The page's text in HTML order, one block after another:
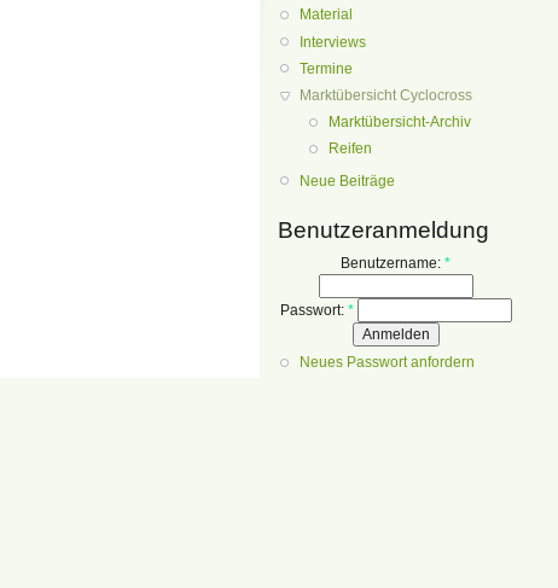
Material
Interviews
Termine
Marktübersicht Cyclocross
Marktübersicht-Archiv
Reifen
Neue Beiträge
Benutzeranmeldung
Benutzername: *
Passwort: *
Neues Passwort anfordern